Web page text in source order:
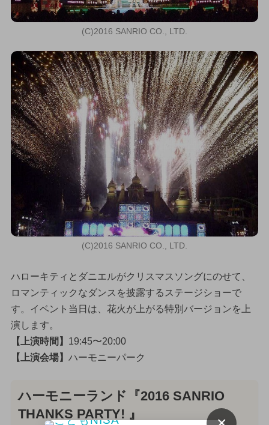
(C)2016 SANRIO CO., LTD.
(C)2016 SANRIO CO., LTD.
ハローキティとダニエルがクリスマスソングにのせて、
ロマンティックなダンスを披露するステージショーで
す。イベント当日は、花火が上がる特別バージョンを上
演します。
【上演時間】 19:45〜20:00
【上演会場】 ハーモニーパーク
ハーモニーランド『2016 SANRIO
THANKS PARTY! 』